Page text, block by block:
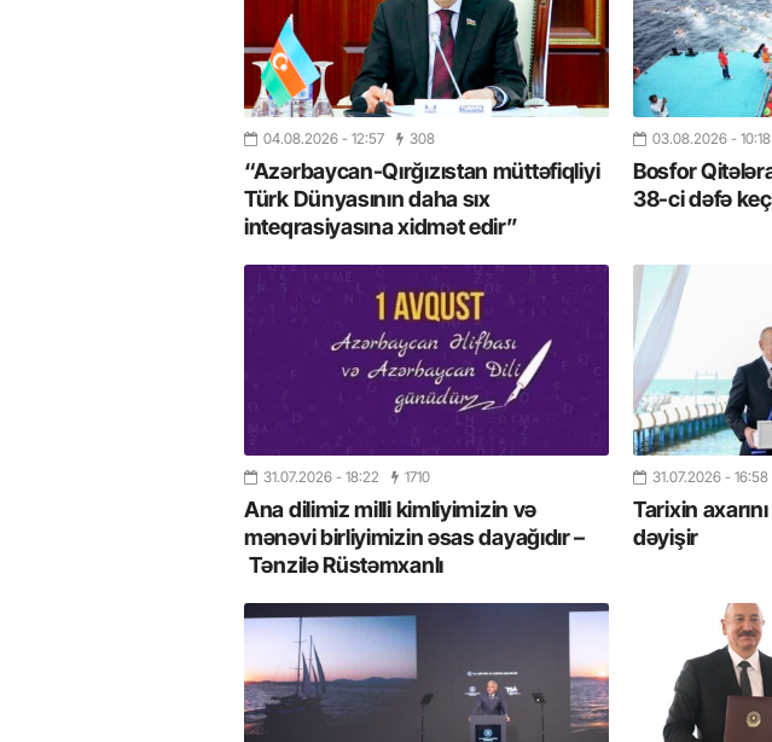
04.08.2026 - 12:57 308
“Azərbaycan-Qırğızıstan müttəfiqliyi
Türk Dünyasının daha sıx
inteqrasiyasına xidmət edir”
03.08.2026 - 10:18
Bosfor
38-ci dəfə
31.07.2026 - 18:22 1710
Ana dilimiz milli kimliyimizin və
mənəvi birliyimizin əsas dayağıdır –
Tənzilə Rüstəmxanlı
31.07.2026 - 16:58
Tarixin
dəyişir